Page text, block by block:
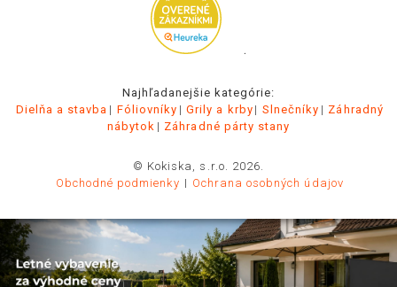
.
Najhľadanejšie kategórie:
Dielňa a stavba
Fóliovníky Grily a krby Slnečníky
Záhradný
nábytok
Záhradné párty stany
© Kokiska, s.r.o. 2026.
Obchodné podmienky
Ochrana osobných údajov